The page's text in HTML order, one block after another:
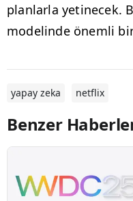
planlarla yetinecek.
modelinde önemli
yapay zeka netflix
Benzer